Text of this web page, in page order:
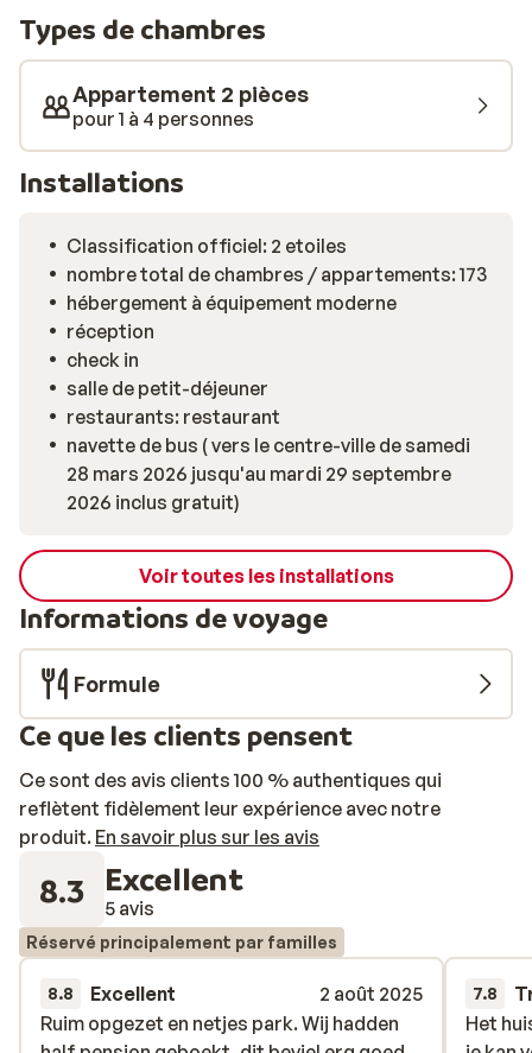
trous de la Résidence Eden, des piscines intérieure et
extérieure, de l'espace bien-être avec sauna et bain
turc. La Résidence Eden dispose d'un club pour enfants
et organise de nombreuses activités. Il y a également
des aires de jeux, ainsi qu'un nouveau skate park
gratuit.
Types de chambres
Appartement 2 pièces
pour 1 à 4 personnes
Installations
Classification officiel: 2 etoiles
nombre total de chambres / appartements: 173
hébergement à équipement moderne
réception
check in
salle de petit-déjeuner
restaurants: restaurant
navette de bus ( vers le centre-ville de samedi
28 mars 2026 jusqu'au mardi 29 septembre
2026 inclus gratuit)
Voir toutes les installations
Informations de voyage
Formule
Ce que les clients pensent
Ce sont des avis clients 100 % authentiques qui
reflètent fidèlement leur expérience avec notre
produit. En savoir plus sur les avis
8.3 Excellent
5 avis
Réservé principalement par familles
8.8 Excellent
2 août 2025
Ruim opgezet en netjes park. Wij hadden
Ruim opgezet en netjes park. Wij hadden
7.8
Het
Het